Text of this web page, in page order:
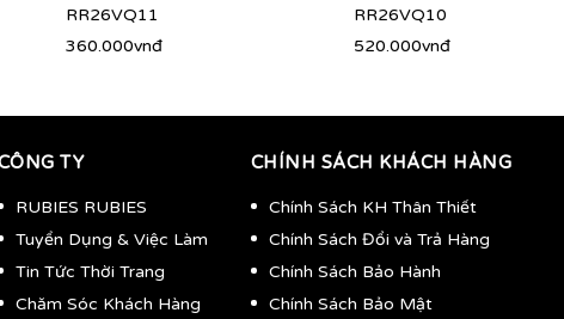
RR26VQ11
360.000vnđ
RR26VQ10
520.000vnđ
TY
RUBIES RUBIES
Tuyển Dụng & Việc Làm
Tin Tức Thời Trang
Chăm Sóc Khách Hàng
CHÍNH SÁCH KHÁCH HÀNG
Chính Sách KH Thân Thiết
Chính Sách Đổi và Trả Hàng
Chính Sách Bảo Hành
Chính Sách Bảo Mật